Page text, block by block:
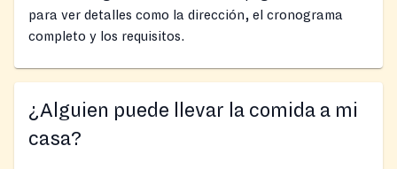
para ver detalles como la dirección, el cronograma
completo y los requisitos.
¿Alguien puede llevar la comida a mi
casa?